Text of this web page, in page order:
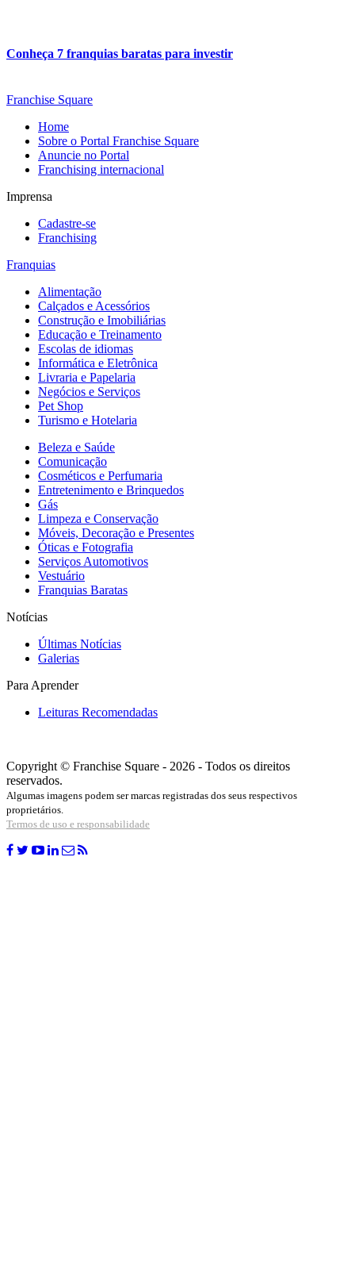
Conheça 7 franquias baratas para investir
Franchise Square
Home
Sobre o Portal Franchise Square
Anuncie no Portal
Franchising internacional
Imprensa
Cadastre-se
Franchising
Franquias
Alimentação
Calçados e Acessórios
Construção e Imobiliárias
Educação e Treinamento
Escolas de idiomas
Informática e Eletrônica
Livraria e Papelaria
Negócios e Serviços
Pet Shop
Turismo e Hotelaria
Beleza e Saúde
Comunicação
Cosméticos e Perfumaria
Entretenimento e Brinquedos
Gás
Limpeza e Conservação
Móveis, Decoração e Presentes
Óticas e Fotografia
Serviços Automotivos
Vestuário
Franquias Baratas
Notícias
Últimas Notícias
Galerias
Para Aprender
Leituras Recomendadas
Copyright © Franchise Square - 2026 - Todos os direitos
reservados.
Algumas imagens podem ser marcas registradas dos seus respectivos
proprietários.
Termos de uso e responsabilidade